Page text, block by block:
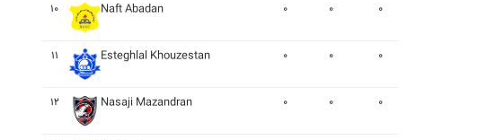
۱۰ Naft Abadan ۰ ۰ ۰
۱۱ Esteghlal Khouzestan ۰ ۰ ۰
۱۲ Nasaji Mazandran ۰ ۰ ۰